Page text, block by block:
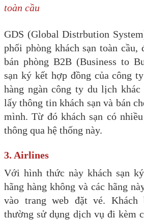
toàn cầu
GDS (Global Distrbution
phối phòng khách sạn toàn cầu,
bán phòng B2B (Business to
sạn ký kết hợp đồng của công
hàng ngàn công ty du lịch khác
lấy thông tin khách sạn và bán
mình. Từ đó khách sạn có
thông qua hệ thống này.
3. Airlines
Với hình thức này khách sạn
hãng hàng không và các hãng
vào trang web đặt vé. Khách
thường sử dụng dịch vụ đi kèm